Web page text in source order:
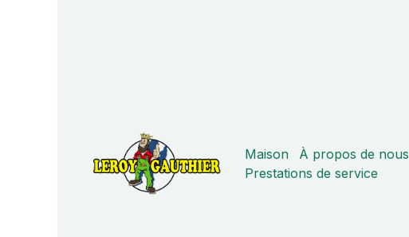
Maison À propos de nous
Prestations de service